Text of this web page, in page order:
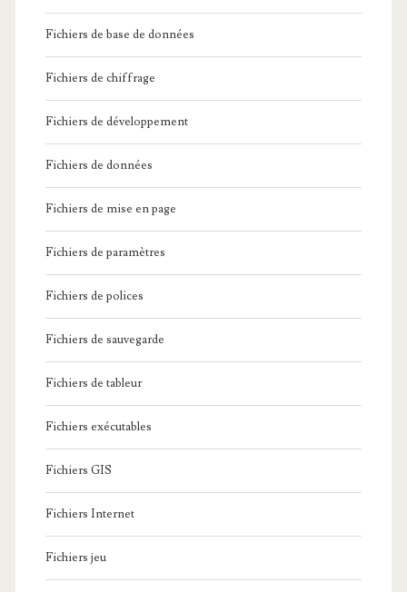
Fichiers de base de données
Fichiers de chiffrage
Fichiers de développement
Fichiers de données
Fichiers de mise en page
Fichiers de paramètres
Fichiers de polices
Fichiers de sauvegarde
Fichiers de tableur
Fichiers exécutables
Fichiers GIS
Fichiers Internet
Fichiers jeu